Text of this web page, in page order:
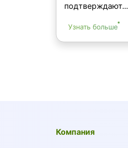
подтверждают...
Узнать больше
Компания